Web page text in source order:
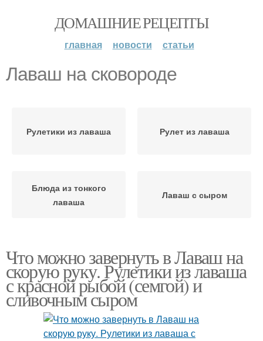
ДОМАШНИЕ РЕЦЕПТЫ
главная новости статьи
Лаваш на сковороде
Рулетики из лаваша Рулет из лаваша
Блюда из тонкого
лаваша
Лаваш с сыром
Что можно завернуть в Лаваш на
скорую руку. Рулетики из лаваша
с красной рыбой (семгой) и
сливочным сыром